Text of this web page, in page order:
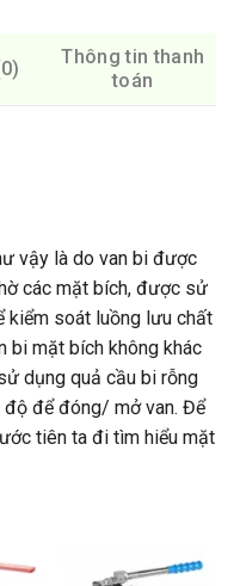
Thông tin thanh
toán
vậy là do van bi được
các mặt bích, được sử
kiểm soát luồng lưu chất
bi mặt bích không khác
dụng quả cầu bi rỗng
độ để đóng/ mở van. Để
tiên ta đi tìm hiểu mặt